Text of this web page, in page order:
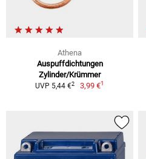
Athena
Auspuffdichtungen
Zylinder/Krümmer
UVP 5,44 €2 3,99 €1